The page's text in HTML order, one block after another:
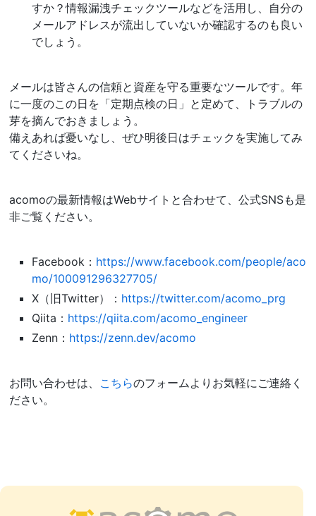
すか？情報漏洩チェックツールなどを活用し、自分の
メールアドレスが流出していないか確認するのも良い
でしょう。
メールは皆さんの信頼と資産を守る重要なツールです。年
に一度のこの日を「定期点検の日」と定めて、トラブルの
芽を摘んでおきましょう。
備えあれば憂いなし、ぜひ明後日はチェックを実施してみ
てくださいね。
acomoの最新情報はWebサイトと合わせて、公式SNSも是
非ご覧ください。
Facebook： https://www.facebook.com/people/aco
mo/100091296327705/
X（旧Twitter）： https://twitter.com/acomo_prg
Qiita： https://qiita.com/acomo_engineer
Zenn： https://zenn.dev/acomo
お問い合わせは、 こちらのフォームよりお気軽にご連絡く
ださい。